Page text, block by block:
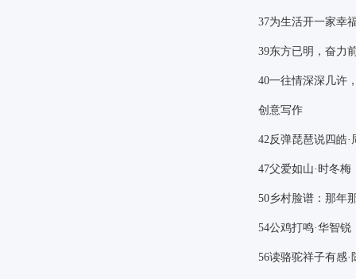
37为生活开一家幸
39东方已明，奋力
40一往情深深几许
创意写作
42反弹琵琶说四皓·
47父爱如山·时冬梅
50乡村脸谱：那年
54公鸡打鸣·华智锐
56读骆驼祥子有感